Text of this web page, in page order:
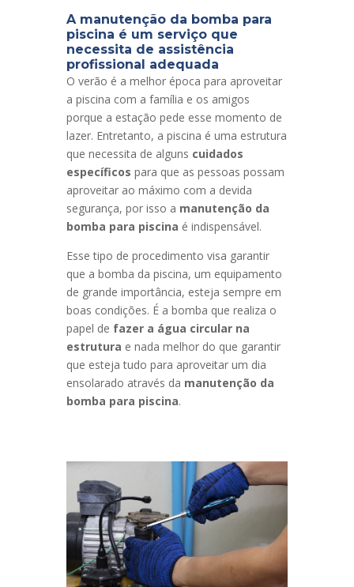
A manutenção da bomba para
piscina é um serviço que
necessita de assistência
profissional adequada
O verão é a melhor época para aproveitar
a piscina com a família e os amigos
porque a estação pede esse momento de
lazer. Entretanto, a piscina é uma estrutura
que necessita de alguns cuidados
específicos para que as pessoas possam
aproveitar ao máximo com a devida
segurança, por isso a manutenção da
bomba para piscina é indispensável.
Esse tipo de procedimento visa garantir
que a bomba da piscina, um equipamento
de grande importância, esteja sempre em
boas condições. É a bomba que realiza o
papel de fazer a água circular na
estrutura e nada melhor do que garantir
que esteja tudo para aproveitar um dia
ensolarado através da manutenção da
bomba para piscina.